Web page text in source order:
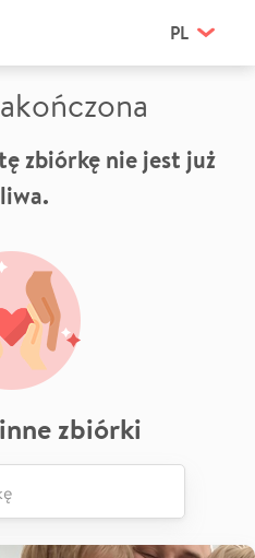
PL
zbiórkę nie jest już
zbiórki